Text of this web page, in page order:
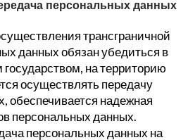
персональных данных
трансграничной
данных обязан убедиться в
на территорию
осуществлять передачу
обеспечивается надежная
персональных данных.
персональных данных на